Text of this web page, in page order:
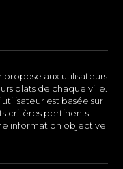
aux utilisateurs
plats de chaque ville.
est basée sur
critères pertinents
information objective